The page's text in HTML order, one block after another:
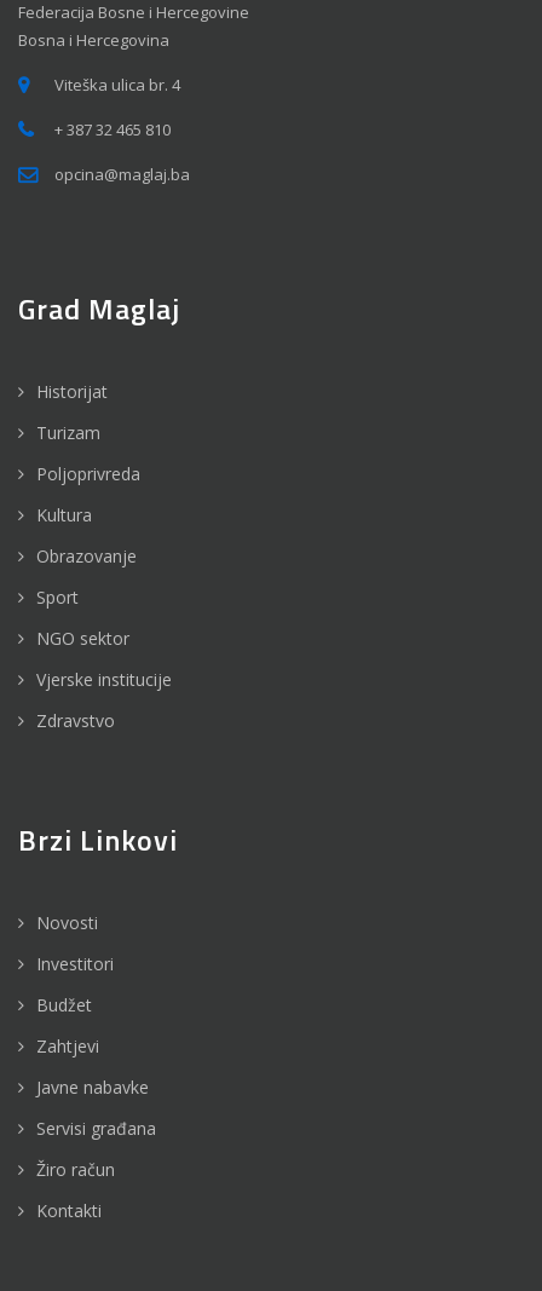
Federacija Bosne i Hercegovine
Bosna i Hercegovina
Viteška ulica br. 4
+ 387 32 465 810
opcina@maglaj.ba
Grad Maglaj
Historijat
Turizam
Poljoprivreda
Kultura
Obrazovanje
Sport
NGO sektor
Vjerske institucije
Zdravstvo
Brzi Linkovi
Novosti
Investitori
Budžet
Zahtjevi
Javne nabavke
Servisi građana
Žiro račun
Kontakti